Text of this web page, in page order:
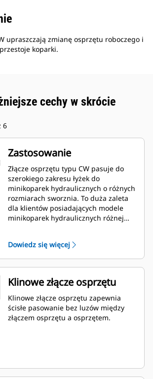
upraszczają zmianę osprzętu roboczego i
koparki.
cechy w skrócie
6
Zastosowanie
Złącze osprzętu typu CW pasuje do
szerokiego zakresu łyżek do
minikoparek hydraulicznych o różnych
rozmiarach sworznia. To duża zaleta
dla klientów posiadających modele
minikoparek hydraulicznych różnej
Dowiedz się więcej
Klinowe złącze osprzętu
Klinowe złącze osprzętu zapewnia
ścisłe pasowanie bez luzów między
złączem osprzętu a osprzętem.